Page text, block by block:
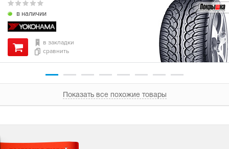
в наличии
в закладки
сравнить
Показать все похожие товары